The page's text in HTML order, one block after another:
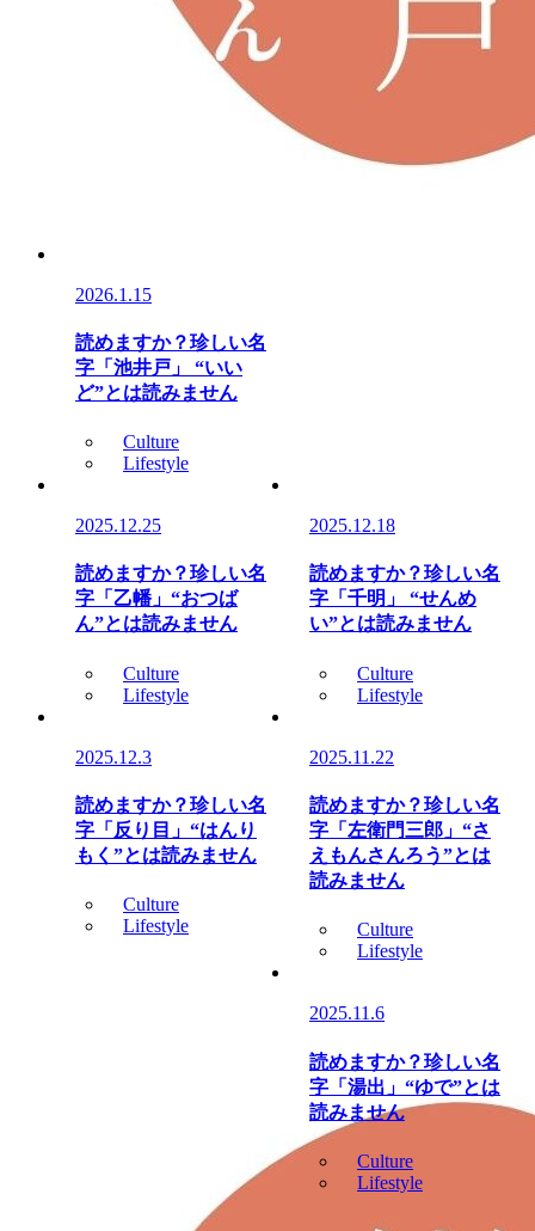
2026.1.15
読めますか？珍しい名
字「池井戸」 “いい
ど”とは読みません
Culture
Lifestyle
2025.12.25
読めますか？珍しい名
字「乙幡」“おつば
ん”とは読みません
Culture
Lifestyle
2025.12.18
読めますか？珍しい名
字「千明」 “せんめ
い”とは読みません
Culture
Lifestyle
2025.12.3
読めますか？珍しい名
字「反り目」“はんり
もく”とは読みません
Culture
Lifestyle
2025.11.22
読めますか？珍しい名
字「左衛門三郎」“さ
えもんさんろう”とは
読みません
Culture
Lifestyle
2025.11.6
読めますか？珍しい名
字「湯出」“ゆで”とは
読みません
Culture
Lifestyle